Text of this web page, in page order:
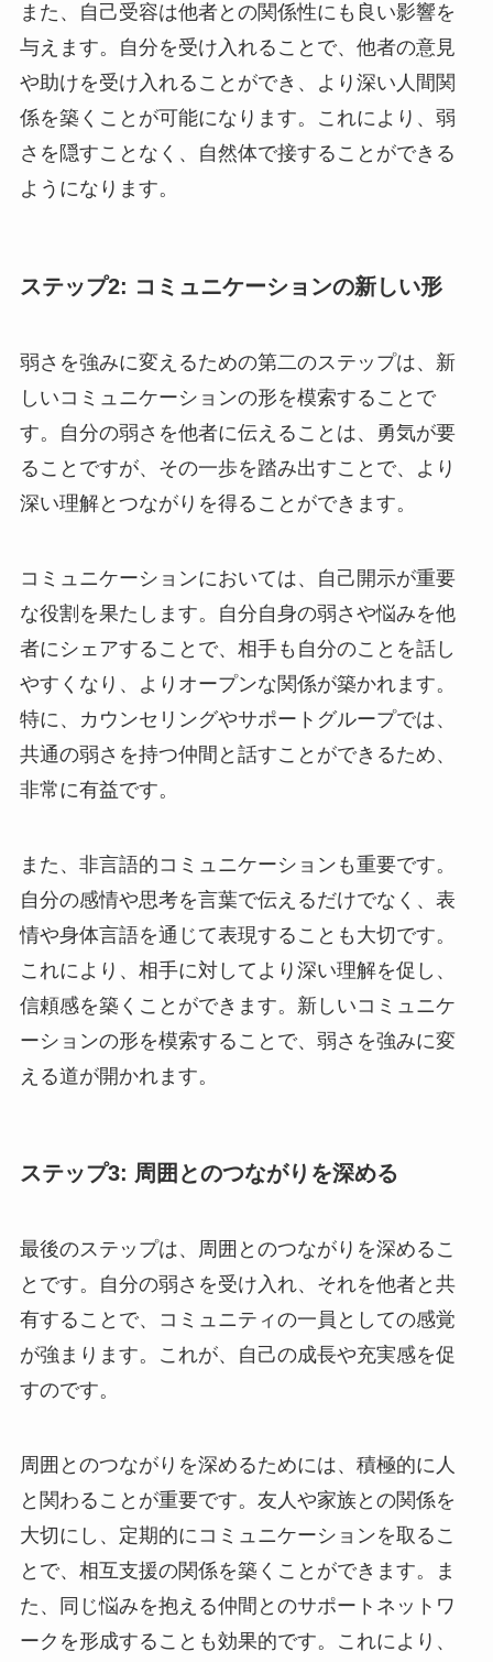
また、自己受容は他者との関係性にも良い影響を
与えます。自分を受け入れることで、他者の意見
や助けを受け入れることができ、より深い人間関
係を築くことが可能になります。これにより、弱
さを隠すことなく、自然体で接することができる
ようになります。
ステップ2: コミュニケーションの新しい形
弱さを強みに変えるための第二のステップは、新
しいコミュニケーションの形を模索することで
す。自分の弱さを他者に伝えることは、勇気が要
ることですが、その一歩を踏み出すことで、より
深い理解とつながりを得ることができます。
コミュニケーションにおいては、自己開示が重要
な役割を果たします。自分自身の弱さや悩みを他
者にシェアすることで、相手も自分のことを話し
やすくなり、よりオープンな関係が築かれます。
特に、カウンセリングやサポートグループでは、
共通の弱さを持つ仲間と話すことができるため、
非常に有益です。
また、非言語的コミュニケーションも重要です。
自分の感情や思考を言葉で伝えるだけでなく、表
情や身体言語を通じて表現することも大切です。
これにより、相手に対してより深い理解を促し、
信頼感を築くことができます。新しいコミュニケ
ーションの形を模索することで、弱さを強みに変
える道が開かれます。
ステップ3: 周囲とのつながりを深める
最後のステップは、周囲とのつながりを深めるこ
とです。自分の弱さを受け入れ、それを他者と共
有することで、コミュニティの一員としての感覚
が強まります。これが、自己の成長や充実感を促
すのです。
周囲とのつながりを深めるためには、積極的に人
と関わることが重要です。友人や家族との関係を
大切にし、定期的にコミュニケーションを取るこ
とで、相互支援の関係を築くことができます。ま
た、同じ悩みを抱える仲間とのサポートネットワ
ークを形成することも効果的です。これにより、